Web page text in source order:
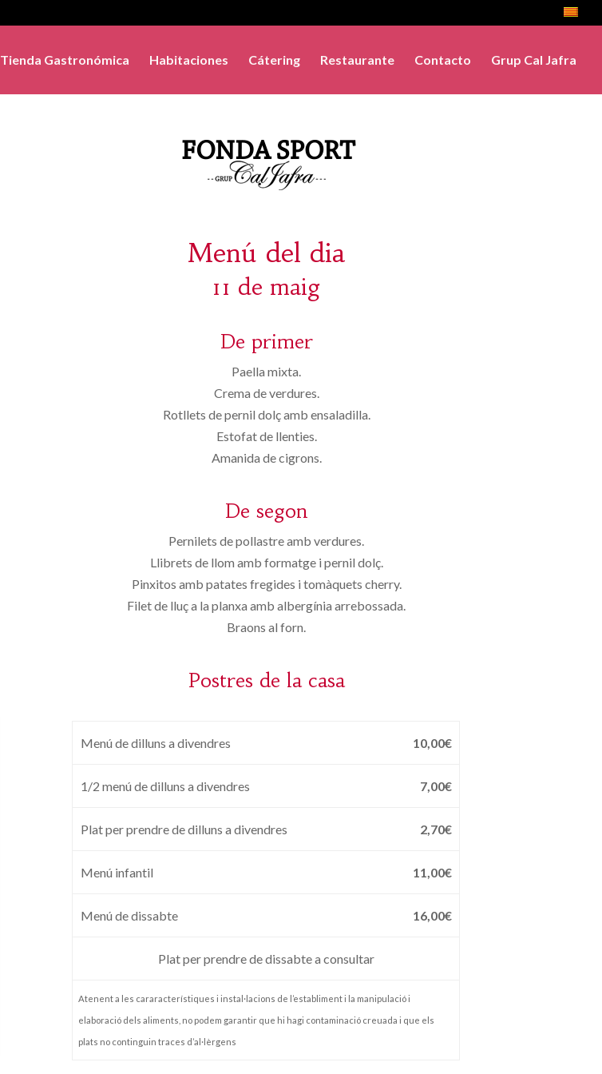
Tienda Gastronómica Habitaciones Cátering Restaurante Contacto Grup Cal Jafra
Menú del dia
11 de maig
De primer
Paella mixta.
Crema de verdures.
Rotllets de pernil dolç amb ensaladilla.
Estofat de llenties.
Amanida de cigrons.
De segon
Pernilets de pollastre amb verdures.
Llibrets de llom amb formatge i pernil dolç.
Pinxitos amb patates fregides i tomàquets cherry.
Filet de lluç a la planxa amb albergínia arrebossada.
Braons al forn.
Postres de la casa
Menú de dilluns a divendres 10,00€
1/2 menú de dilluns a divendres 7,00€
Plat per prendre de dilluns a divendres 2,70€
Menú infantil 11,00€
Menú de dissabte 16,00€
Plat per prendre de dissabte a consultar
Atenent a les cararacterístiques i instal·lacions de l’establiment i la manipulació i
elaboració dels aliments, no podem garantir que hi hagi contaminació creuada i que els
plats no continguin traces d’al·lèrgens